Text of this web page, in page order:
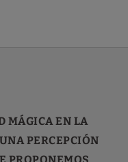
MÁGICA EN LA
PERCEPCIÓN